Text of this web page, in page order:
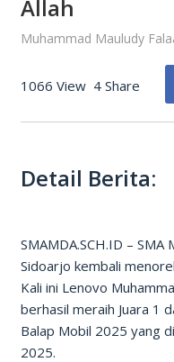
Allah
Muhammad Mauludy
1066 View 4 Share
Detail Berita:
SMAMDA.SCH.ID –
Sidoarjo kembali
Kali ini Lenovo
berhasil meraih Juara 1
Balap Mobil 2025 yang
2025.